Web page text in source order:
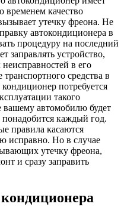
временем качество
утечку фреона. Не
автокондиционера в
процедуру на последний
заправлять устройство,
в его
средства в
потребуется
такого
вашему автомобилю будет
понадобится каждый год.
правила касаются
исправно. Но в случае
утечку фреона,
и сразу заправить